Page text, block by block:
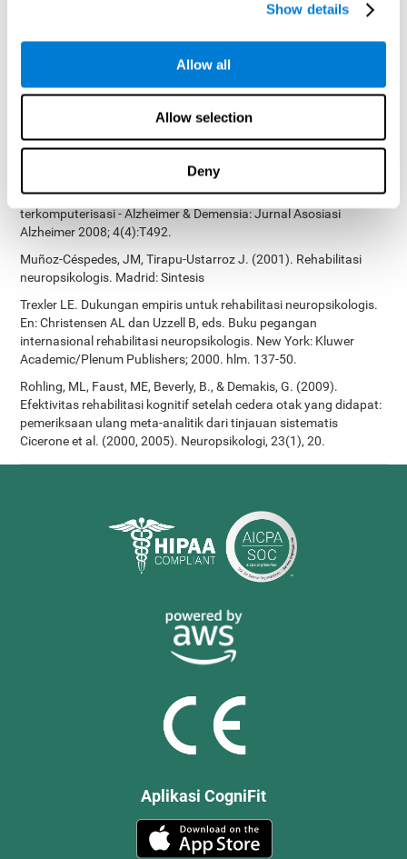
Show details
Allow all
Allow selection
Deny
Peretz C, Korczyn AD, Shatil E, Aharonson V, Birnboim S, Giladi N.
Stimulasi Kognitif - Neuroepidemiology 2011; 36:91-9.
Evelyn Shatil, Jaroslava Mikulecká, Francesco Bellotti, Vladimír
Burěs - Pelatihan Kognitif Berbasis Televisi Baru Meningkatkan
10.1371/journal.pone.0101472
Shatil E, Korczyn AD, Peretz C, dkk. - Meningkatkan kinerja
kognitif pada subjek lanjut usia menggunakan pelatihan kognitif
terkomputerisasi - Alzheimer & Demensia: Jurnal Asosiasi
Alzheimer 2008; 4(4):T492.
Muñoz-Céspedes, JM, Tirapu-Ustarroz J. (2001). Rehabilitasi
neuropsikologis. Madrid: Sintesis
Trexler LE. Dukungan empiris untuk rehabilitasi neuropsikologis.
En: Christensen AL dan Uzzell B, eds. Buku pegangan
internasional rehabilitasi neuropsikologis. New York: Kluwer
Academic/Plenum Publishers; 2000. hlm. 137-50.
Rohling, ML, Faust, ME, Beverly, B., & Demakis, G. (2009).
Efektivitas rehabilitasi kognitif setelah cedera otak yang didapat:
pemeriksaan ulang meta-analitik dari tinjauan sistematis
Cicerone et al. (2000, 2005). Neuropsikologi, 23(1), 20.
Aplikasi CogniFit